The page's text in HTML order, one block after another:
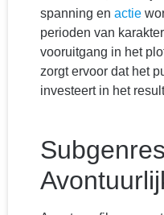
spanning en actie
perioden van
vooruitgang in het
zorgt ervoor dat het
investeert in het